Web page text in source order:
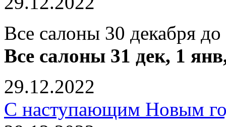
Все салоны 30 декабря
Все салоны 31 дек, 1
29.12.2022
С наступающим Новым